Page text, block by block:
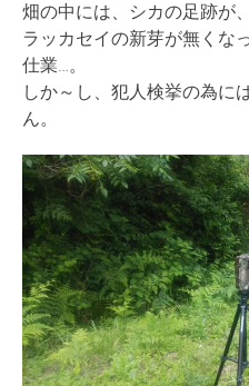
畑の中には、シカの足跡が
ラッカセイの新芽が無くな
仕業…。
しか～し、犯人検挙の為に
ん。